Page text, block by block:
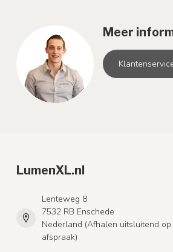
Meer
LumenXL.nl
Lenteweg 8
7532 RB Enschede
Nederland (Afhalen uitsluitend op
afspraak)